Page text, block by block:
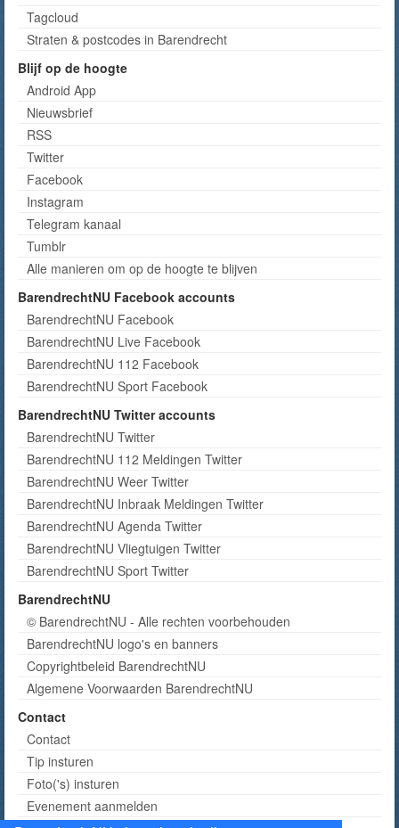
Tagcloud
Straten & postcodes in Barendrecht
Blijf op de hoogte
Android App
Nieuwsbrief
RSS
Twitter
Facebook
Instagram
Telegram kanaal
Tumblr
Alle manieren om op de hoogte te blijven
BarendrechtNU Facebook accounts
BarendrechtNU Facebook
BarendrechtNU Live Facebook
BarendrechtNU 112 Facebook
BarendrechtNU Sport Facebook
BarendrechtNU Twitter accounts
BarendrechtNU Twitter
BarendrechtNU 112 Meldingen Twitter
BarendrechtNU Weer Twitter
BarendrechtNU Inbraak Meldingen Twitter
BarendrechtNU Agenda Twitter
BarendrechtNU Vliegtuigen Twitter
BarendrechtNU Sport Twitter
BarendrechtNU
© BarendrechtNU - Alle rechten voorbehouden
BarendrechtNU logo's en banners
Copyrightbeleid BarendrechtNU
Algemene Voorwaarden BarendrechtNU
Contact
Contact
Tip insturen
Foto('s) insturen
Evenement aanmelden